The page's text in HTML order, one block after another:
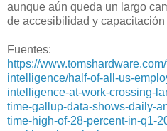
aunque aún queda un largo
de accesibilidad y capacitación
Fuentes:
https://
intelligence/half-of-all-us-
intelligence-at-work-crossing-
time-gallup-data-shows-daily-
time-high-of-28-percent-in-q1-